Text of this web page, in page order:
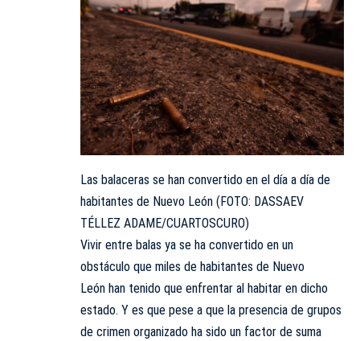
Las balaceras se han convertido en el día a día de
habitantes de Nuevo León (FOTO: DASSAEV
TÉLLEZ ADAME/CUARTOSCURO)
Vivir entre balas ya se ha convertido en un
obstáculo que miles de habitantes de Nuevo
León han tenido que enfrentar al habitar en dicho
estado. Y es que pese a que la presencia de grupos
de crimen organizado ha sido un factor de suma